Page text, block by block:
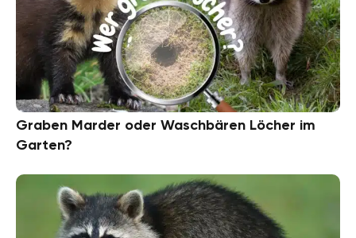
Graben Marder oder Waschbären Löcher im
Garten?